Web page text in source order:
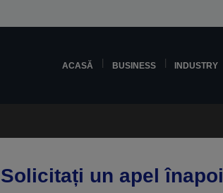
ACASĂ BUSINESS INDUSTRY
Solicitați un apel înapoi